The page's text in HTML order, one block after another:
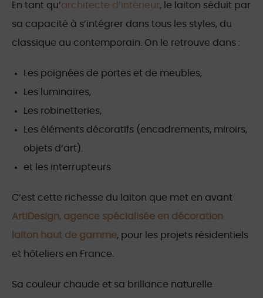
En tant qu’architecte d’intérieur, le laiton séduit par
sa capacité à s’intégrer dans tous les styles, du
classique au contemporain. On le retrouve dans :
Les poignées de portes et de meubles,
Les luminaires,
Les robinetteries,
Les éléments décoratifs (encadrements, miroirs,
objets d’art).
et les interrupteurs
C’est cette richesse du laiton que met en avant
ArtiDesign, agence spécialisée en décoration
laiton haut de gamme, pour les projets résidentiels
et hôteliers en France.
Sa couleur chaude et sa brillance naturelle